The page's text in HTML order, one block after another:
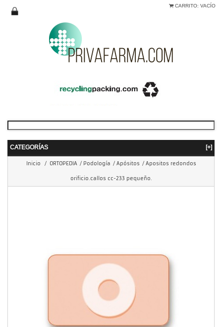
CARRITO: VACÍO
CATEGORÍAS [+]
Inicio / ORTOPEDIA / Podología / Apósitos / Apositos redondos
orificio.callos cc-233 pequeño.